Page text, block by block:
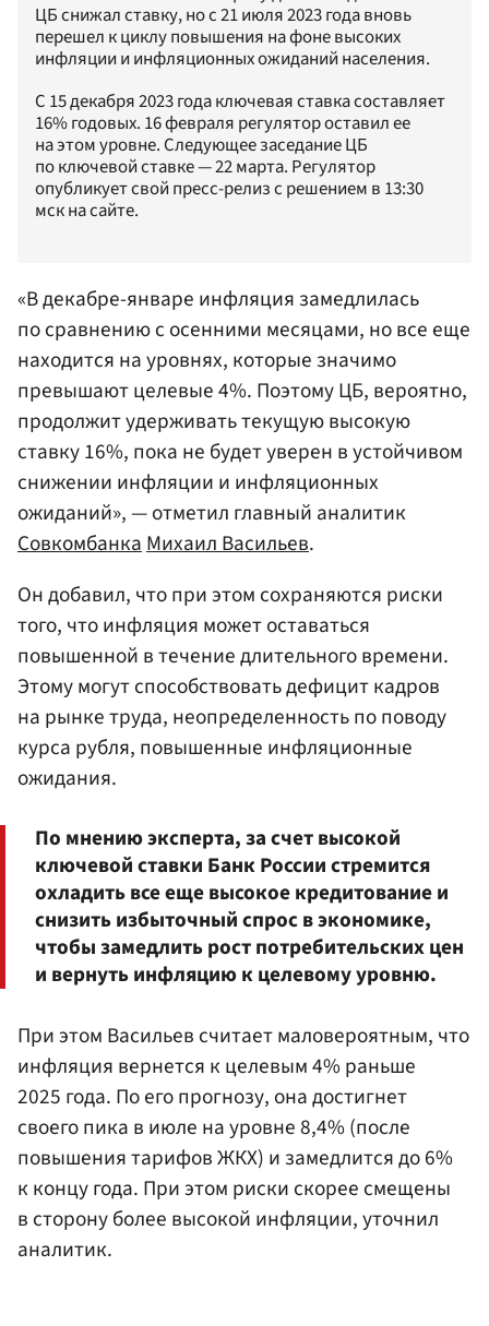
ЦБ снижал ставку, но с 21 июля 2023 года вновь
перешел к циклу повышения на фоне высоких
инфляции и инфляционных ожиданий населения.
С 15 декабря 2023 года ключевая ставка составляет
16% годовых. 16 февраля регулятор оставил ее
на этом уровне. Следующее заседание ЦБ
по ключевой ставке — 22 марта. Регулятор
опубликует свой пресс-релиз с решением в 13:30
мск на сайте.
«В декабре-январе инфляция замедлилась
по сравнению с осенними месяцами, но все еще
находится на уровнях, которые значимо
превышают целевые 4%. Поэтому ЦБ, вероятно,
продолжит удерживать текущую высокую
ставку 16%, пока не будет уверен в устойчивом
снижении инфляции и инфляционных
ожиданий», — отметил главный аналитик
СовкомбанкаМихаил Васильев.
Он добавил, что при этом сохраняются риски
того, что инфляция может оставаться
повышенной в течение длительного времени.
Этому могут способствовать дефицит кадров
на рынке труда, неопределенность по поводу
курса рубля, повышенные инфляционные
ожидания.
По мнению эксперта, за счет высокой
ключевой ставки Банк России стремится
охладить все еще высокое кредитование и
снизить избыточный спрос в экономике,
чтобы замедлить рост потребительских цен
и вернуть инфляцию к целевому уровню.
При этом Васильев считает маловероятным, что
инфляция вернется к целевым 4% раньше
2025 года. По его прогнозу, она достигнет
своего пика в июле на уровне 8,4% (после
повышения тарифов ЖКХ) и замедлится до 6%
к концу года. При этом риски скорее смещены
в сторону более высокой инфляции, уточнил
аналитик.